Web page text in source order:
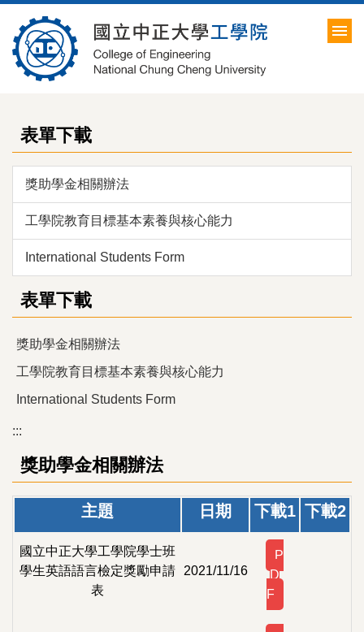
到
主
要
表單下載
獎助學金相關辦法
工學院教育目標基本素養與核心能力
International Students Form
表單下載
獎助學金相關辦法
工學院教育目標基本素養與核心能力
International Students Form
:::
獎助學金相關辦法
主題 日期 下載1 下載2
國立中正大學工學院學士班
學生英語語言檢定獎勵申請
表
2021/11/16
P
D
F